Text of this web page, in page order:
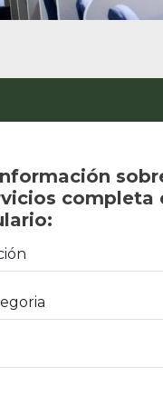
completa